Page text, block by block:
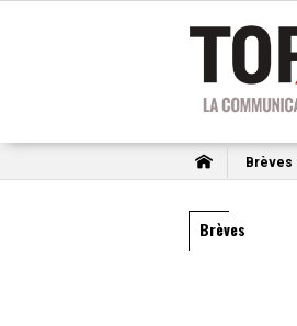
Brèves
Brèves